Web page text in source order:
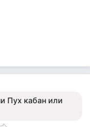
Пух кабан или